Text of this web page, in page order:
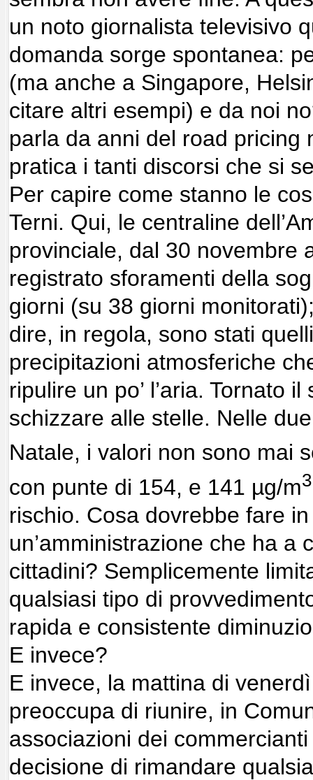
un noto giornalista televisivo
domanda sorge spontanea:
(ma anche a Singapore,
citare altri esempi) e da noi
parla da anni del road pricing
pratica i tanti discorsi che si
Per capire come stanno le
Terni. Qui, le centraline
provinciale, dal 30 novembre
registrato sforamenti della
giorni (su 38 giorni
dire, in regola, sono stati
precipitazioni atmosferiche
ripulire un po’ l’aria. Tornato
schizzare alle stelle. Nelle
Natale, i valori non sono mai
con punte di 154, e 141 µg/m3
rischio. Cosa dovrebbe fare
un’amministrazione che ha a
cittadini? Semplicemente
qualsiasi tipo di
rapida e consistente
E invece?
E invece, la mattina di
preoccupa di riunire, in
associazioni dei
decisione di rimandare